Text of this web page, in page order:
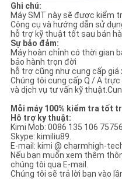
Ghi chú:
Máy SMT này sẽ được kiểm
Công cụ và hướng dẫn sử
hỗ trợ kỹ thuật tốt sau bán
Sự bảo đảm:
Máy hoàn chỉnh có thời gian
bảo hành trọn đời
hỗ trợ cũng như cung cấp giá
Chúng tôi cung cấp Q / A
và dịch vụ tư vấn kỹ
Mỗi máy 100% kiểm tra tốt
Hô trợ ky thuật:
Kimi Mob: 0086 135 106 75756
Skype: kimiliu89.
E-mail: kimi @ charmhigh-
Nếu bạn muốn xem thêm
chúng tôi qua E-mail.
Chúng tôi sẽ trả lời bạn vào